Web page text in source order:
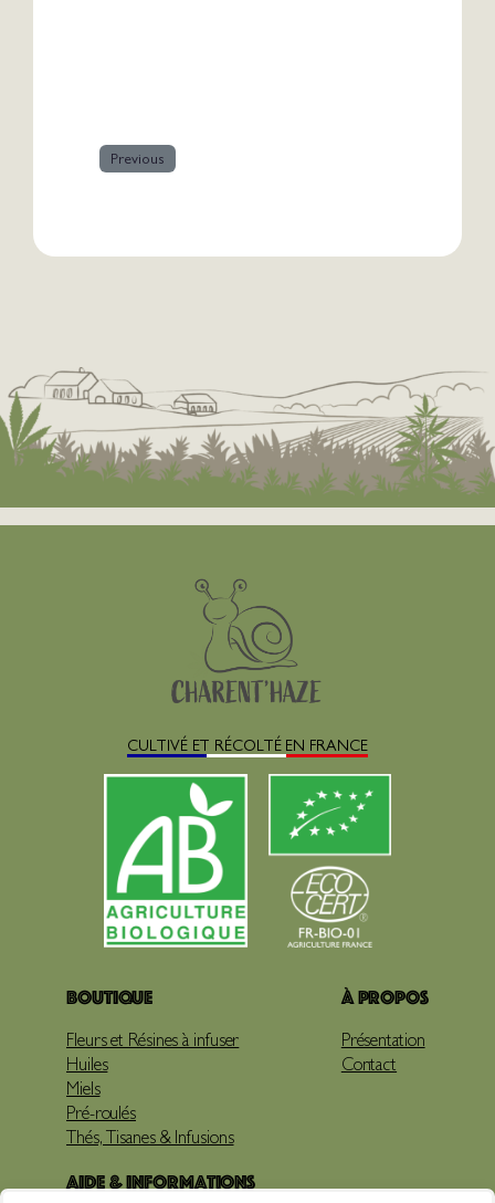
Previous
CULTIVÉ ET RÉCOLTÉ EN FRANCE
Boutique
Fleurs et Résines à infuser
Huiles
Miels
Pré-roulés
Thés, Tisanes & Infusions
À propos
Présentation
Contact
Aide & Informations